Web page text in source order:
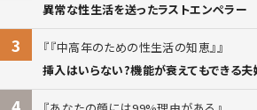
異常な性生活を送ったラストエンペラー
3
『中高年のための性生活の知恵』
挿入はいらない?機能が衰えてもできる